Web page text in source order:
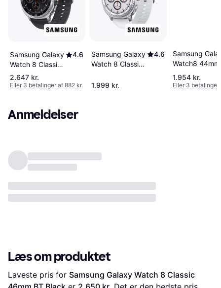
Samsung Galaxy
Watch 8 Classic
46mm LTE Black
4.6
2.647 kr.
Eller 3 betalinger af 882 kr.
Samsung Galaxy
Watch 8 Classic
4.6
1.999 kr.
Samsung
Watch8 44mm
BT Graphite
1.954 kr.
Eller 3 betalinger
Anmeldelser
Læs om produktet
Laveste pris for Samsung Galaxy Watch 8 Classic